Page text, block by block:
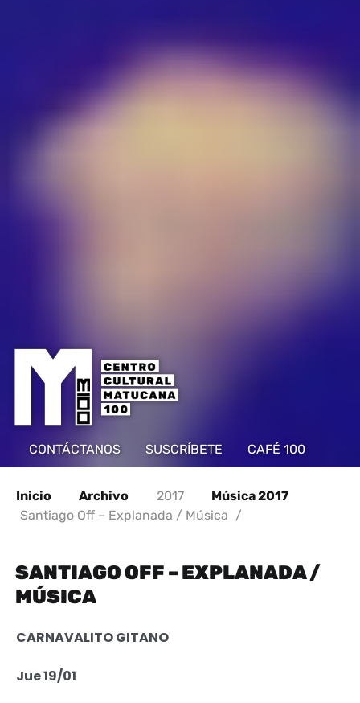
CONTÁCTANOS SUSCRÍBETE CAFÉ 100
Inicio Archivo 2017
Música 2017
Santiago Off – Explanada / Música /
SANTIAGO OFF – EXPLANADA /
MÚSICA
CARNAVALITO GITANO
Jue 19/01